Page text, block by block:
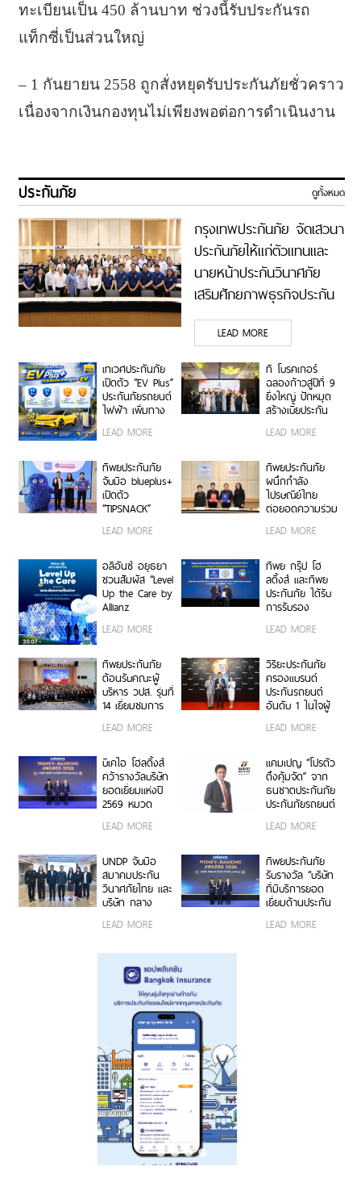
ทะเบียนเป็น 450 ล้านบาท ช่วงนี้รับประกันรถ
แท็กซี่เป็นส่วนใหญ่
– 1 กันยายน 2558 ถูกสั่งหยุดรับประกันภัยชั่วคราว
เนื่องจากเงินกองทุนไม่เพียงพอต่อการดำเนินงาน
ประกันภัย ดูทั้งหมด
กรุงเทพประกันภัย จัดเสวนา
ประกันภัยให้แก่ตัวแทนและ
นายหน้าประกันวินาศภัย
เสริมศักยภาพธุรกิจประกัน
ภัยให้แข็งแกร่งยิ่งขึ้น
LEAD MORE
เทเวศประกันภัย
เปิดตัว “EV Plus”
ประกันภัยรถยนต์
ไฟฟ้า เพิ่มทาง
คุ้มครองสำหรับผู้
LEAD MORE
ที โบรคเกอร์
ฉลองก้าวสู่ปีที่ 9
ยิ่งใหญ่ ปักหมุด
สร้างเบี้ยประกัน
บาท จัดงานมอบ
เชิดชูเกียรติสุด
ยอดนายหน้า
200 ราย “Top
Sales 2026”
LEAD MORE
ทิพยประกันภัย
จับมือ blueplus+
เปิดตัว
“TIPSNACK”
เดือนแบบ
ครั้งแรกของไทย
เพิ่ม-ลด-หยุด
แผนได้ทุกเมื่อ
ไม่มีข้อผูกมัด
LEAD MORE
ทิพยประกันภัย
ผนึกกำลัง
ไปรษณีย์ไทย
ต่อยอดความร่วม
พันธมิตรเชิงกล
บริการประกันภัย
รูปแบบดิจิทัลเพื่อ
ประชาชน
LEAD MORE
อลิอันซ์ อยุธยา
ชวนสัมผัส “Level
Up the Care by
Allianz
นิทรรศการยก
ห่วง ในงาน Hug
HeartYai 2026
LEAD MORE
ทิพย กรุ๊ป โฮ
ลดิ้งส์ และทิพย
ประกันภัย ได้รับ
การรับรอง
คาร์บอนฟุตพริ้
ตอกย้ำความเป็น
ผู้นำธุรกิจประกัน
ภัยที่ขับเคลื่อน
ความยั่งยืนตาม
LEAD MORE
ทิพยประกันภัย
ต้อนรับคณะผู้
บริหาร วปส. รุ่นที่
14 เยี่ยมชมการ
นวัตกรรมองค์กร
LEAD MORE
วิริยะประกันภัย
ครองแบรนด์
ประกันรถยนต์
อันดับ 1 ในใจผู้
บนเวที
Brand Thailand
2026”
LEAD MORE
บีเคไอ โฮลดิ้งส์
คว้ารางวัลบริษัท
ยอดเยี่ยมแห่งปี
2569 หมวด
และประกันชีวิต
ซ้อน จากงาน
Money &
Banking Awards
2026 ตอกย้ำ
เติบโตอย่างโดด
LEAD MORE
แคมเปญ “โปรตัว
ตึงคุ้มจัด” จาก
ธนชาตประกันภัย
ประกันภัยรถยนต์
เจาะกลุ่มรถ
ยอดนิยม
LEAD MORE
UNDP จับมือ
สมาคมประกัน
วินาศภัยไทย และ
บริษัท กลาง
ภัยจากรถ จำกัด
มอเตอร์ไซค์
กรุงเทพฯ สู่
ความปลอดภัย
ทางถนนและ
ภูมิคุ้มกันทางการ
เงิน รุ่นที่ 2
LEAD MORE
ทิพยประกันภัย
รับรางวัล “บริษัท
ที่มีบริการยอด
เยี่ยมด้านประกัน
2026 ต่อเนื่องปีที่
LEAD MORE